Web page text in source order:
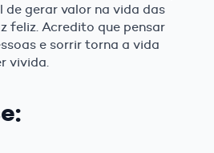
gerar valor na vida das
feliz. Acredito que pensar
e sorrir torna a vida
vivida.